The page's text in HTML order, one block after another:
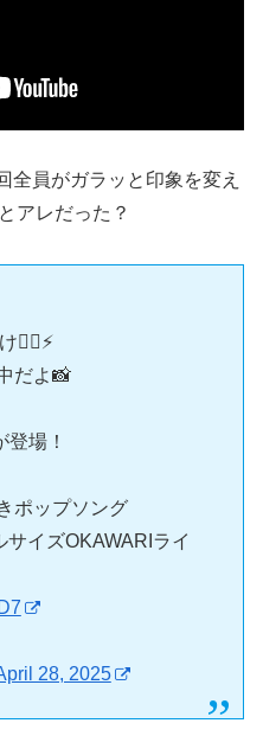
全員がガラッと印象を変え
アレだった？
❤️‍🔥⚡️
だよ📸
登場！
ポップソング
サイズOKAWARIライ
28, 2025